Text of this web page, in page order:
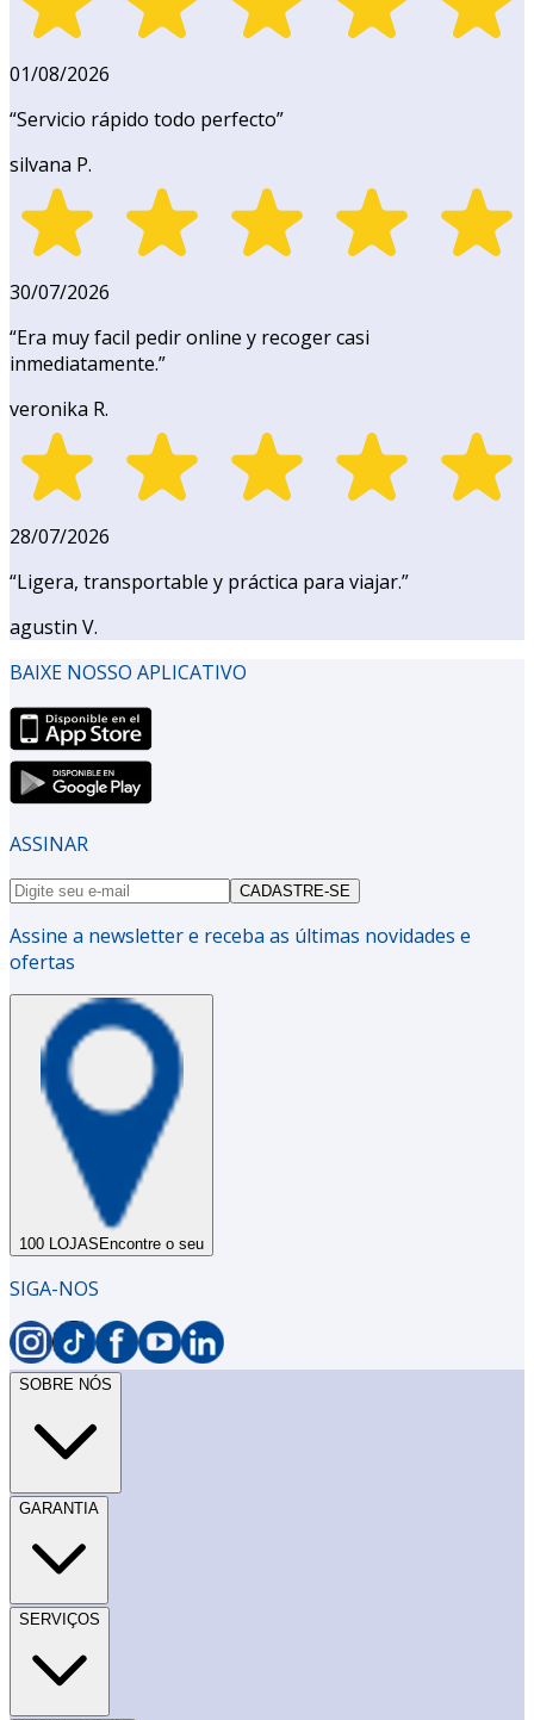
01/08/2026
“Servicio rápido todo perfecto”
silvana P.
30/07/2026
“Era muy facil pedir online y recoger casi
inmediatamente.”
veronika R.
28/07/2026
“Ligera, transportable y práctica para viajar.”
agustin V.
BAIXE NOSSO APLICATIVO
ASSINAR
CADASTRE-SE
Assine a newsletter e receba as últimas novidades e
ofertas
100 LOJASEncontre o seu
SIGA-NOS
SOBRE NÓS
GARANTIA
SERVIÇOS